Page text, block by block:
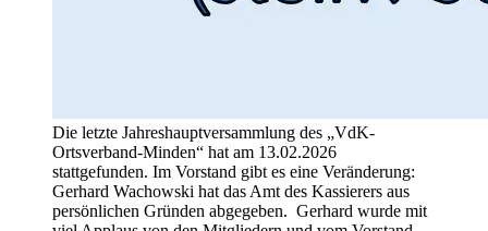
Die letzte Jahreshauptversammlung des „VdK-
Ortsverband-Minden“ hat am 13.02.2026
stattgefunden. Im Vorstand gibt es eine Veränderung:
Gerhard Wachowski hat das Amt des Kassierers aus
persönlichen Gründen abgegeben. Gerhard wurde mit